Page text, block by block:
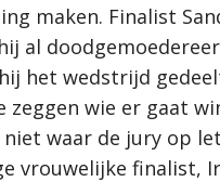
maken. Finalist
het wedstrijd
wie er gaat
waar de jury op
vrouwelijke finalist,